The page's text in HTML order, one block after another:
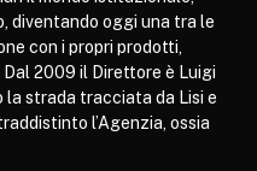
diventando oggi una tra le
con i propri prodotti,
Dal 2009 il Direttore è Luigi
la strada tracciata da Lisi e
l’Agenzia, ossia